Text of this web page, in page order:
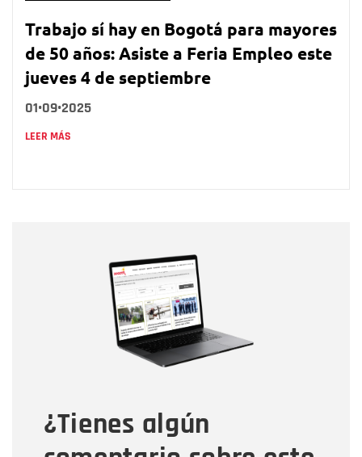
Trabajo sí hay en Bogotá para mayores
de 50 años: Asiste a Feria Empleo este
jueves 4 de septiembre
01•09•2025
LEER MÁS
¿Tienes algún
Correo electrónico
Tipo de comentario
Mensaje